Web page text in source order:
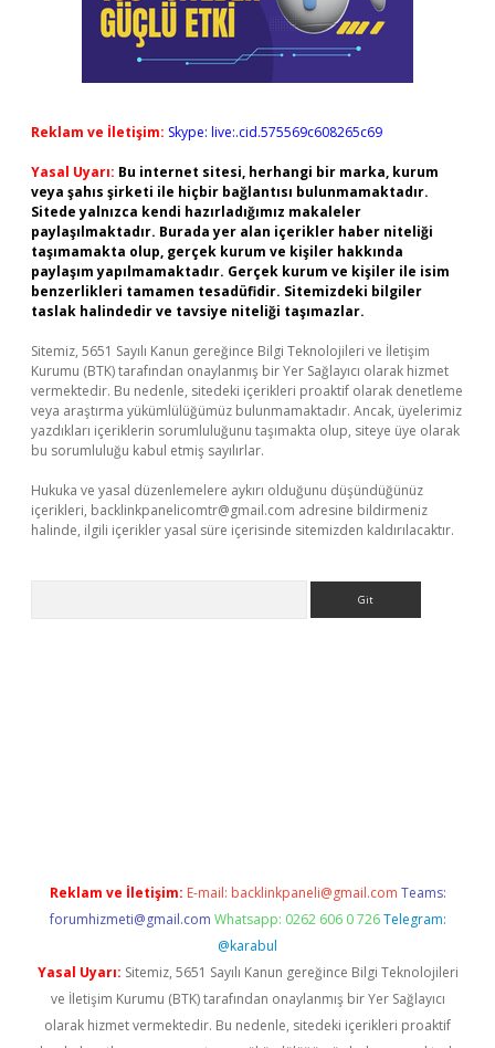
Reklam ve İletişim: Skype: live:.cid.575569c608265c69
Yasal Uyarı: Bu internet sitesi, herhangi bir marka, kurum
veya şahıs şirketi ile hiçbir bağlantısı bulunmamaktadır.
Sitede yalnızca kendi hazırladığımız makaleler
paylaşılmaktadır. Burada yer alan içerikler haber niteliği
taşımamakta olup, gerçek kurum ve kişiler hakkında
paylaşım yapılmamaktadır. Gerçek kurum ve kişiler ile isim
benzerlikleri tamamen tesadüfidir. Sitemizdeki bilgiler
taslak halindedir ve tavsiye niteliği taşımazlar.
Sitemiz, 5651 Sayılı Kanun gereğince Bilgi Teknolojileri ve İletişim
Kurumu (BTK) tarafından onaylanmış bir Yer Sağlayıcı olarak hizmet
vermektedir. Bu nedenle, sitedeki içerikleri proaktif olarak denetleme
veya araştırma yükümlülüğümüz bulunmamaktadır. Ancak, üyelerimiz
yazdıkları içeriklerin sorumluluğunu taşımakta olup, siteye üye olarak
bu sorumluluğu kabul etmiş sayılırlar.
Hukuka ve yasal düzenlemelere aykırı olduğunu düşündüğünüz
içerikleri, backlinkpanelicomtr@gmail.com adresine bildirmeniz
halinde, ilgili içerikler yasal süre içerisinde sitemizden kaldırılacaktır.
Reklam ve İletişim: E-mail: backlinkpaneli@gmail.com Teams:
forumhizmeti@gmail.com Whatsapp: 0262 606 0 726 Telegram:
@karabul
Yasal Uyarı: Sitemiz, 5651 Sayılı Kanun gereğince Bilgi Teknolojileri
ve İletişim Kurumu (BTK) tarafından onaylanmış bir Yer Sağlayıcı
olarak hizmet vermektedir. Bu nedenle, sitedeki içerikleri proaktif